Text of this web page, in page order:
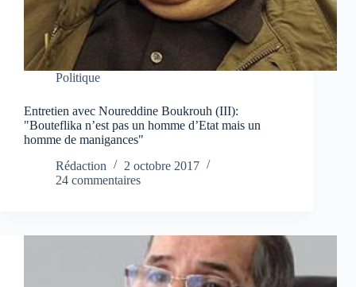
Politique
Entretien avec Noureddine Boukrouh (III):
"Bouteflika n’est pas un homme d’Etat mais un
homme de manigances"
Rédaction
2 octobre 2017
24 commentaires